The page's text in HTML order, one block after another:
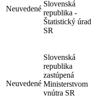
Neuvedené
Slovenská
republika -
Štatistický úrad
SR
Neuvedené
Slovenská
republika
zastúpená
Ministerstvom
vnútra SR